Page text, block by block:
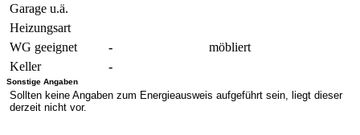
Garage u.ä.
Heizungsart
WG geeignet
-
möbliert
Keller
-
Sonstige Angaben
Sollten keine Angaben zum Energieausweis aufgeführt sein, liegt dieser
derzeit nicht vor.